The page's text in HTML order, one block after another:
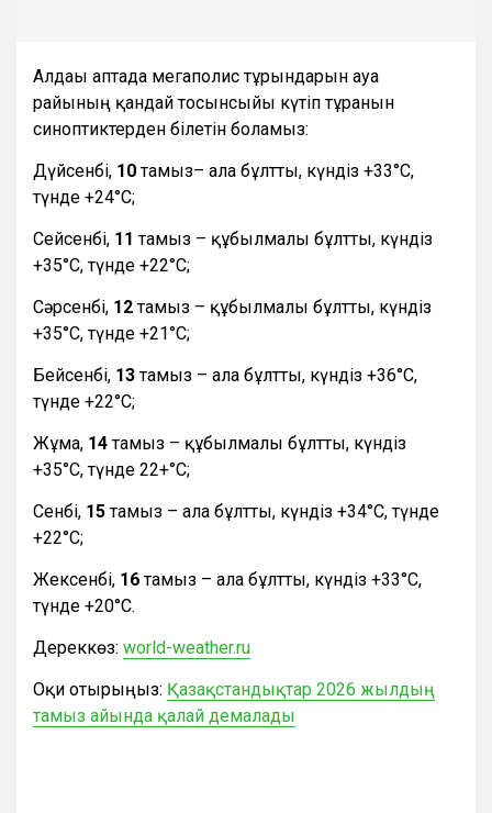
Алдағы аптада мегаполис тұрғындарын ауа
райының қандай тосынсыйы күтіп тұрғанын
синоптиктерден білетін боламыз:
Дүйсенбі, 10тамыз– ала бұлтты, күндіз +33°С,
түнде +24°С;
Сейсенбі, 11тамыз – құбылмалы бұлтты, күндіз
+35°С, түнде +22°С;
Сәрсенбі, 12тамыз – құбылмалы бұлтты, күндіз
+35°С, түнде +21°С;
Бейсенбі, 13тамыз – ала бұлтты, күндіз +36°С,
түнде +22°С;
Жұма, 14тамыз – құбылмалы бұлтты, күндіз
+35°С, түнде 22+°С;
Сенбі, 15тамыз – ала бұлтты, күндіз +34°С, түнде
+22°С;
Жексенбі, 16тамыз – ала бұлтты, күндіз +33°С,
түнде +20°С.
Дереккөз: world-weather.ru
Оқи отырыңыз: Қазақстандықтар 2026 жылдың
тамыз айында қалай демалады